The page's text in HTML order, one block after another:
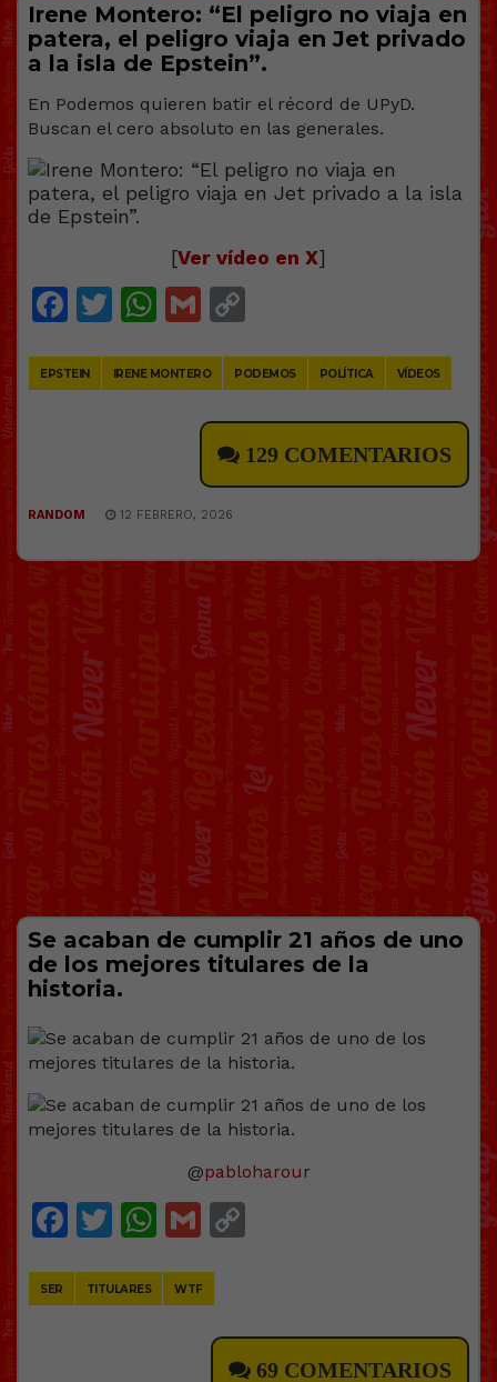
Irene Montero: “El peligro no viaja en
patera, el peligro viaja en Jet privado
a la isla de Epstein”.
En Podemos quieren batir el récord de UPyD.
Buscan el cero absoluto en las generales.
[Ver vídeo en X]
Facebook
Twitter
WhatsApp
Gmail
EPSTEIN IRENE MONTERO PODEMOS POLÍTICA VÍDEOS
129 COMENTARIOS
RANDOM 12 FEBRERO, 2026
Se acaban de cumplir 21 años de uno
de los mejores titulares de la
historia.
@pabloharour
Facebook
Twitter
WhatsApp
Gmail
SER TITULARES WTF
69 COMENTARIOS